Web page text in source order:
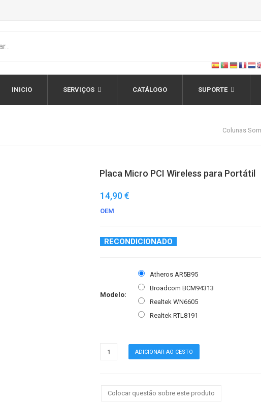
INICIO SERVIÇOS CATÁLOGO SUPORTE
Colunas
Placa Micro PCI Wireless para Portátil
14,90 €
OEM
RECONDICIONADO
Modelo:
Atheros AR5B95
Broadcom BCM94313
Realtek WN6605
Realtek RTL8191
Colocar questão sobre este produto